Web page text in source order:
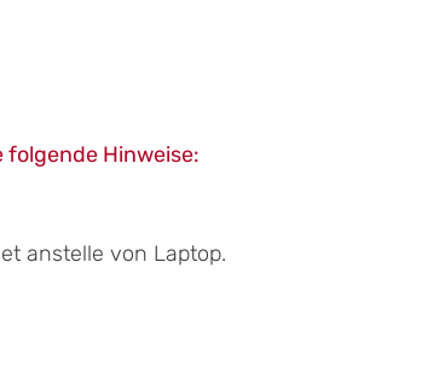
Hinweise:
anstelle von Laptop.